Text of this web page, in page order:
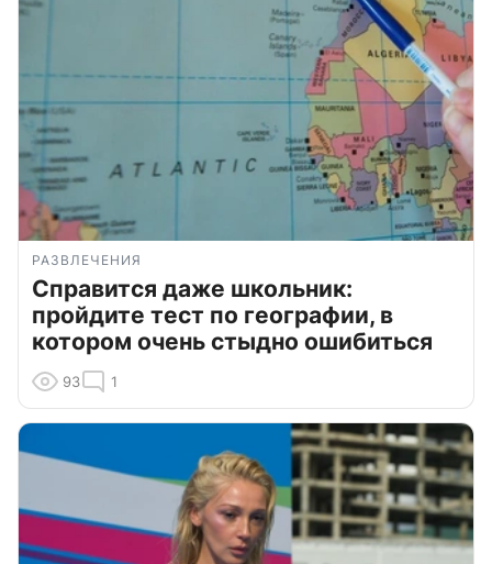
РАЗВЛЕЧЕНИЯ
Справится даже школьник:
пройдите тест по географии, в
котором очень стыдно ошибиться
93 1